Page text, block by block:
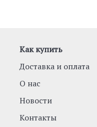
Как купить
Доставка и оплата
О нас
Новости
Контакты